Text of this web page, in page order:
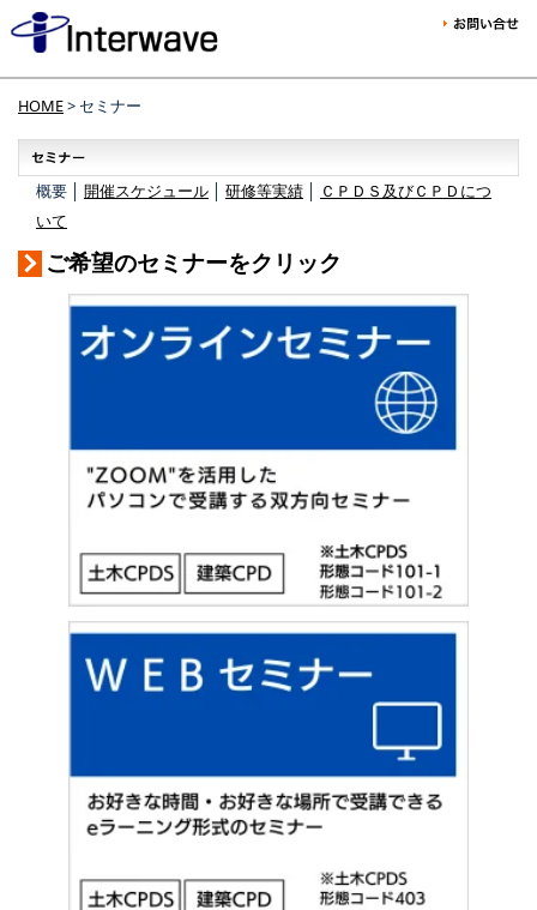
HOME> セミナー
概要 │ 開催スケジュール 研修等実績
ＣＰＤＳ及びＣＰＤにつ
いて
ご希望のセミナーをクリック